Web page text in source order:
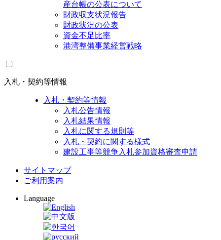
産台帳の公表について
財政収支状況報告
財政状況の公表
資金不足比率
港湾整備事業経営戦略
入札・契約等情報
入札・契約等情報
入札公告情報
入札結果情報
入札に関する規則等
入札・契約に関する様式
建設工事等競争入札参加資格審査申請
サイトマップ
ご利用案内
Language